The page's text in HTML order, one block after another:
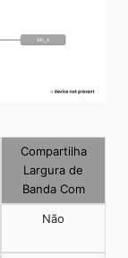
Compartilha
Largura de
Banda Com
Não